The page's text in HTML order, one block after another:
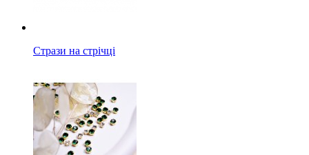
Стрази на стрічці